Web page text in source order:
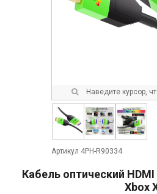
Наведите курсор,
Артикул 4PH-R90334
Кабель оптический
Xbox